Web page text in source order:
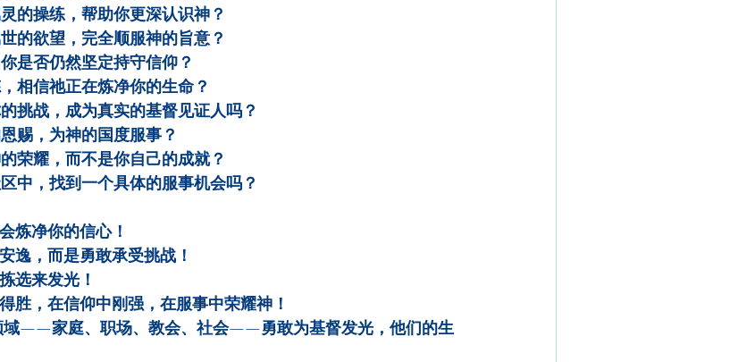
的操练，帮助你更深认识神？
的欲望，完全顺服神的旨意？
是否仍然坚定持守信仰？
相信祂正在炼净你的生命？
挑战，成为真实的基督见证人吗？
赐，为神的国度服事？
荣耀，而不是你自己的成就？
中，找到一个具体的服事机会吗？
炼净你的信心！
逸，而是勇敢承受挑战！
选来发光！
胜，在信仰中刚强，在服事中荣耀神！
域——家庭、职场、教会、社会——勇敢为基督发光，他们的生